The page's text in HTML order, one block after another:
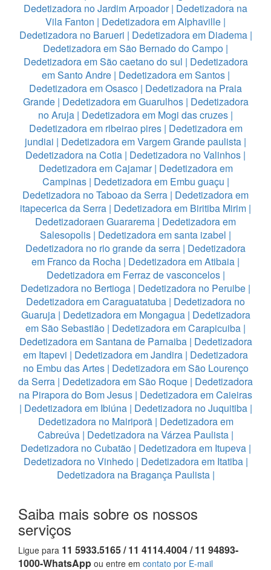
Dedetizadora no Jardim Arpoador| Dedetizadora na
Vila Fanton | Dedetizadora em Alphaville |
Dedetizadora no Barueri | Dedetizadora em Diadema|
Dedetizadora em São Bernado do Campo |
Dedetizadora em São caetano do sul | Dedetizadora
em Santo Andre| Dedetizadora em Santos|
Dedetizadora em Osasco | Dedetizadora na Praia
Grande| Dedetizadora em Guarulhos| Dedetizadora
no Aruja | Dedetizadora em Mogi das cruzes |
Dedetizadora em ribeirao pires| Dedetizadora em
jundiai | Dedetizadora em Vargem Grande paulista |
Dedetizadora na Cotia | Dedetizadora no Valinhos |
Dedetizadora em Cajamar| Dedetizadora em
Campinas| Dedetizadora em Embu guaçu |
Dedetizadora no Taboao da Serra | Dedetizadora em
itapecerica da Serra | Dedetizadora em Biritiba Mirim |
Dedetizadoraen Guararema | Dedetizadora em
Salesopolis | Dedetizadora em santa izabel |
Dedetizadora no rio grande da serra | Dedetizadora
em Franco da Rocha | Dedetizadora em Atibaia |
Dedetizadora em Ferraz de vasconcelos|
Dedetizadora no Bertioga | Dedetizadora no Peruibe |
Dedetizadora em Caraguatatuba | Dedetizadora no
Guaruja| Dedetizadora em Mongagua| Dedetizadora
em São Sebastião | Dedetizadora em Carapicuiba |
Dedetizadora em Santana de Parnaiba| Dedetizadora
em Itapevi | Dedetizadora em Jandira | Dedetizadora
no Embu das Artes| Dedetizadora em São Lourenço
da Serra | Dedetizadora em São Roque | Dedetizadora
na Pirapora do Bom Jesus | Dedetizadora em Caieiras
| Dedetizadora em Ibiúna| Dedetizadora no Juquitiba|
Dedetizadora no Mairiporã| Dedetizadora em
Cabreúva | Dedetizadora na Várzea Paulista |
Dedetizadora no Cubatão| Dedetizadora em Itupeva|
Dedetizadora no Vinhedo| Dedetizadora em Itatiba|
Dedetizadora na Bragança Paulista|
Saiba mais sobre os nossos
serviços
Ligue para 11 5933.5165 / 11 4114.4004 / 11 94893-
1000-WhatsApp ou entre em contato por E-mail